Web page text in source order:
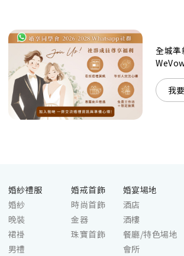
力氛圍的自助餐﹔唯港薈（Hotel ICON），多個風
格各異的婚宴場地，都完美切合各準新人的個性
算﹔保證為您打造夢寐以求的特別日子，令賓客
難忘！
全城準
我
婚紗禮服
婚紗
晚裝
裙褂
男禮
婚戒首飾
時尚首飾
金器
珠寶首飾
婚宴場地
酒店
酒樓
餐廳/特色場地
會所